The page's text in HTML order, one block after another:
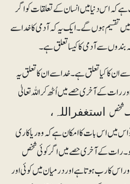
ہے کہ اس دنیا میں انسان کے تعلقات کو اگر
تقسیم ہوں گے۔ ایک یہ کہ آدمی کا خدا سے
سے آدمی کا کیسا تعلق ہے۔
سے ان کا کیا تعلق ہے۔ خدا سے ان کا تعلق یہ
رات کے آخری حصے میں اُٹھ کر اللہ تعالیٰ
شخصاستغفراللہ،
اس میں اس بات کا امکان ہے کہ وہ ریاکاری
رات کے آخری حصے میں اگر کوئی شخص
اس کا رب ہوتا ہے اور درمیان میں کوئی اور